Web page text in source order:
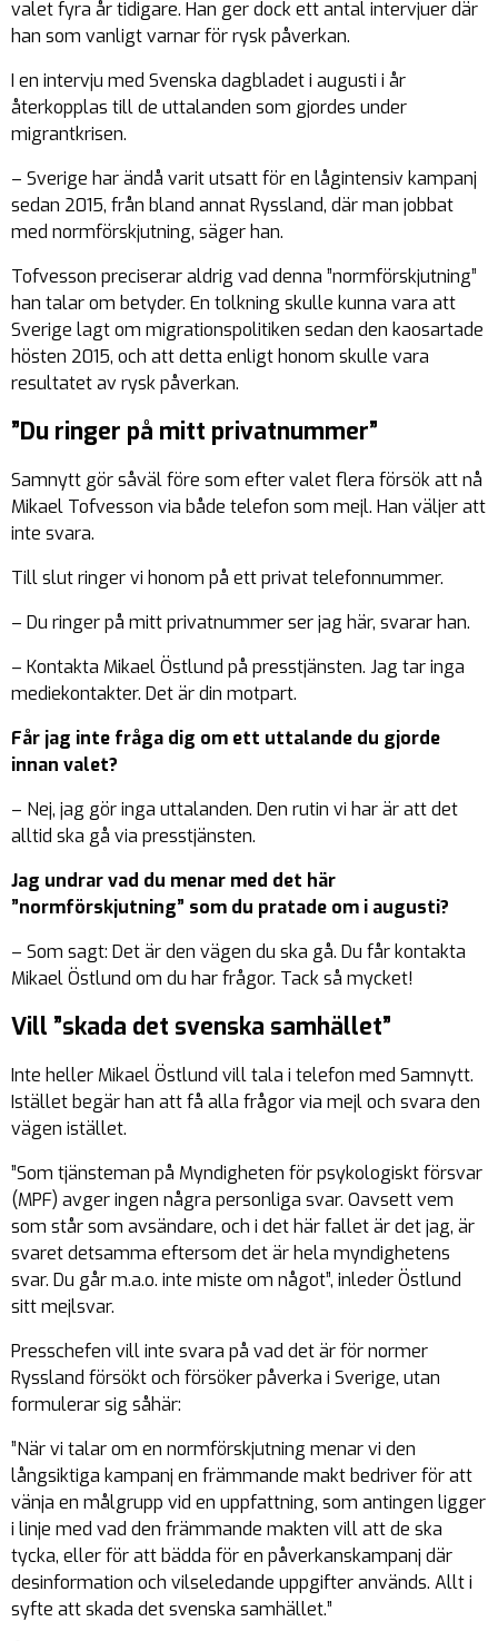
valet fyra år tidigare. Han ger dock ett antal intervjuer där
han som vanligt varnar för rysk påverkan.
I en intervju med Svenska dagbladet i augusti i år
återkopplas till de uttalanden som gjordes under
migrantkrisen.
– Sverige har ändå varit utsatt för en lågintensiv kampanj
sedan 2015, från bland annat Ryssland, där man jobbat
med normförskjutning, säger han.
Tofvesson preciserar aldrig vad denna ”normförskjutning”
han talar om betyder. En tolkning skulle kunna vara att
Sverige lagt om migrationspolitiken sedan den kaosartade
hösten 2015, och att detta enligt honom skulle vara
resultatet av rysk påverkan.
”Du ringer på mitt privatnummer”
Samnytt gör såväl före som efter valet flera försök att nå
Mikael Tofvesson via både telefon som mejl. Han väljer att
inte svara.
Till slut ringer vi honom på ett privat telefonnummer.
– Du ringer på mitt privatnummer ser jag här, svarar han.
– Kontakta Mikael Östlund på presstjänsten. Jag tar inga
mediekontakter. Det är din motpart.
Får jag inte fråga dig om ett uttalande du gjorde
innan valet?
– Nej, jag gör inga uttalanden. Den rutin vi har är att det
alltid ska gå via presstjänsten.
Jag undrar vad du menar med det här
”normförskjutning” som du pratade om i augusti?
– Som sagt: Det är den vägen du ska gå. Du får kontakta
Mikael Östlund om du har frågor. Tack så mycket!
Vill ”skada det svenska samhället”
Inte heller Mikael Östlund vill tala i telefon med Samnytt.
Istället begär han att få alla frågor via mejl och svara den
vägen istället.
”Som tjänsteman på Myndigheten för psykologiskt försvar
(MPF) avger ingen några personliga svar. Oavsett vem
som står som avsändare, och i det här fallet är det jag, är
svaret detsamma eftersom det är hela myndighetens
svar. Du går m.a.o. inte miste om något”, inleder Östlund
sitt mejlsvar.
Presschefen vill inte svara på vad det är för normer
Ryssland försökt och försöker påverka i Sverige, utan
formulerar sig såhär:
”När vi talar om en normförskjutning menar vi den
långsiktiga kampanj en främmande makt bedriver för att
vänja en målgrupp vid en uppfattning, som antingen ligger
i linje med vad den främmande makten vill att de ska
tycka, eller för att bädda för en påverkanskampanj där
desinformation och vilseledande uppgifter används. Allt i
syfte att skada det svenska samhället.”